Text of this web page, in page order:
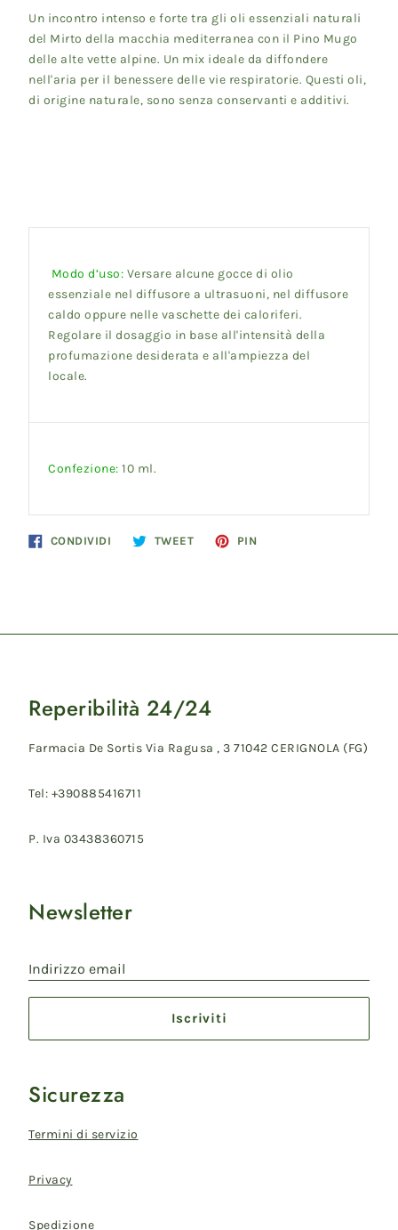
Un incontro intenso e forte tra gli oli essenziali naturali
del Mirto della macchia mediterranea con il Pino Mugo
delle alte vette alpine. Un mix ideale da diffondere
nell'aria per il benessere delle vie respiratorie. Questi oli,
di origine naturale, sono senza conservanti e additivi.
Modo d’uso: Versare alcune gocce di olio
essenziale nel diffusore a ultrasuoni, nel diffusore
caldo oppure nelle vaschette dei caloriferi.
Regolare il dosaggio in base all'intensità della
profumazione desiderata e all'ampiezza del
locale.
Confezione: 10 ml.
CONDIVIDI CondividiTWEETTwitta
PIN
Reperibilità 24/24
Farmacia De Sortis Via Ragusa , 3 71042 CERIGNOLA (FG)
Tel: +390885416711
P. Iva 03438360715
Newsletter
Indirizzo email
Iscriviti
Sicurezza
Termini di servizio
Privacy
Spedizione